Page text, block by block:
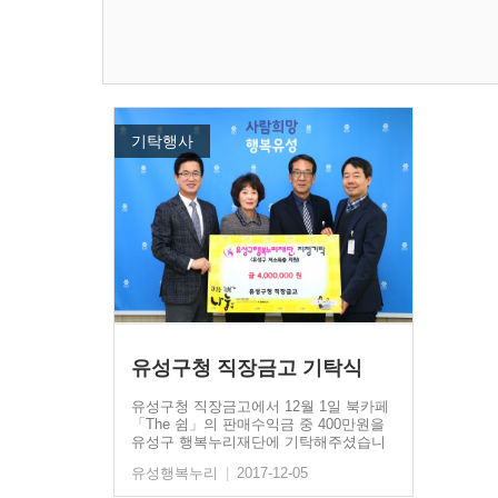
기탁행사
유성구청 직장금고 기탁식
유성구청 직장금고에서 12월 1일 북카페
「The 쉼」의 판매수익금 중 400만원을
유성구 행복누리재단에 기탁해주셨습니
유성행복누리
| 2017-12-05